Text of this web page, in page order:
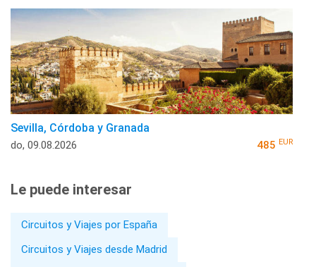
Sevilla, Córdoba y Granada
do, 09.08.2026 485 EUR
Le puede interesar
Circuitos y Viajes por España
Circuitos y Viajes desde Madrid